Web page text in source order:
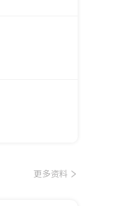
更多资料